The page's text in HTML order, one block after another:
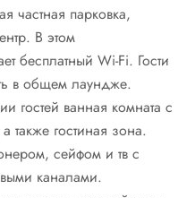
частная парковка,
В этом
бесплатный Wi-Fi. Гости
в общем лаундже.
гостей ванная комната с
также гостиная зона.
сейфом и тв с
каналами.